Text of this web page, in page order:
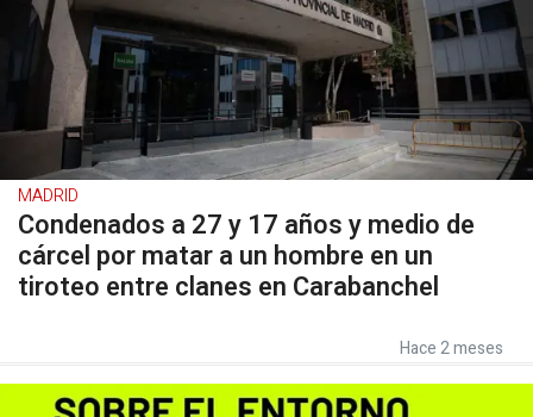
MADRID
Condenados a 27 y 17 años y medio de
cárcel por matar a un hombre en un
tiroteo entre clanes en Carabanchel
Hace 2 meses